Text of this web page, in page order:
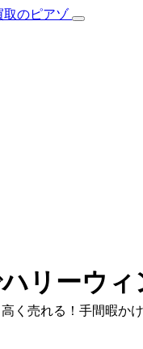
リーウィ
く売れる！手間暇か